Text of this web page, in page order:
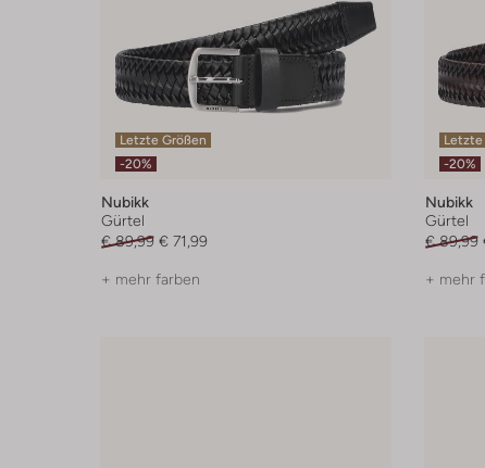
Letzte Größen
-20%
Nubikk
Gürtel
€ 89,99 € 71,99
+ mehr farben
Letzte
-20%
Nubikk
Gürtel
€ 89,99
+ mehr